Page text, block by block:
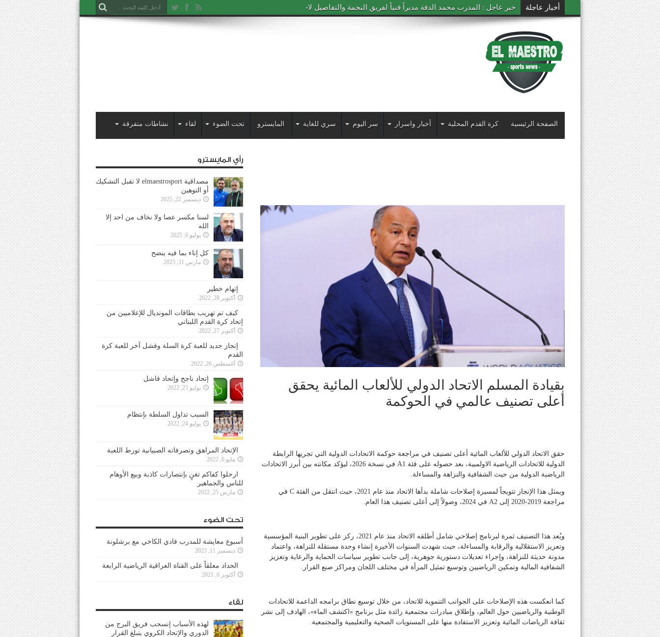
أخبار عاجلة خبر عاجل : المدرب محمد الدقة مديراً فنياً لفريق النجمة والتفاصيل لاحقاً
الصفحة الرئيسية كرة القدم المحلية أخبار واسرار سر اليوم سري للغاية المايسترو تحت الضوء لقاء نشاطات متفرقة
بقيادة المسلم الاتحاد الدولي للألعاب المائية يحقق
أعلى تصنيف عالمي في الحوكمة
حقق الاتحاد الدولي للألعاب المائية أعلى تصنيف في مراجعة حوكمة الاتحادات الدولية التي تجريها الرابطة
الدولية للاتحادات الرياضية الاولمبية، بعد حصوله على فئة A1 في نسخة 2026، ليؤكد مكانته بين أبرز الاتحادات
الرياضية الدولية من حيث الشفافية والنزاهة والمساءلة.
ويمثل هذا الإنجاز تتويجاً لمسيرة إصلاحات شاملة بدأها الاتحاد منذ عام 2021، حيث انتقل من الفئة C في
مراجعة 2019-2020 إلى A2 في 2024، وصولاً إلى أعلى تصنيف هذا العام.
ويُعد هذا التصنيف ثمرة لبرنامج إصلاحي شامل أطلقه الاتحاد منذ عام 2021، ركز على تطوير البنية المؤسسية
وتعزيز الاستقلالية والرقابة والمساءلة، حيث شهدت السنوات الأخيرة إنشاء وحدة مستقلة للنزاهة، واعتماد
مدونة حديثة للنزاهة، وإجراء تعديلات دستورية جوهرية، إلى جانب تطوير سياسات الحماية والرعاية وتعزيز
الشفافية المالية وتمكين الرياضيين وتوسيع تمثيل المرأة في مختلف اللجان ومراكز صنع القرار.
كما انعكست هذه الإصلاحات على الجوانب التنموية للاتحاد، من خلال توسيع نطاق برامجه الداعمة للاتحادات
الوطنية والرياضيين حول العالم، وإطلاق مبادرات مجتمعية رائدة مثل برنامج «اكتشف الماء»، الهادف إلى نشر
ثقافة الرياضات المائية وتعزيز الاستفادة منها على المستويات الصحية والتعليمية والمجتمعية.
رأي المايسترو
مصداقية elmaestrosport لا تقبل التشكيك
أو التوهين
ديسمبر 22, 2025
لسنا مكسر عصا ولا نخاف من احد إلا
الله
يوليو 6, 2025
كل إناء بما فيه ينضح
مارس 31, 2025
إتهام خطير
أكتوبر 28, 2022
كيف تم تهريب بطاقات المونديال للإعلاميين من
إتحاد كرة القدم اللبناني
أكتوبر 27, 2022
إنجاز جديد للعبة كرة السلة وفشل آخر للعبة كرة
القدم
أغسطس 26, 2022
إتحاد ناجح وإتحاد فاشل
يوليو 25, 2022
السبب تداول السلطة بإنتظام
يوليو 24, 2022
الإتحاد المراهق وتصرفاته الصبيانية تورط اللعبة
مايو 6, 2022
ارحلوا كفاكم تغنٍ بإنتصارات كاذبة وبيع الأوهام
للناس والجماهير
مارس 25, 2022
تحت الضوء
أسبوع معايشة للمدرب فادي الكاخي مع برشلونة
ديسمبر 11, 2023
الحداد معلقاً على القناة العراقية الرياضية الرابعة
أكتوبر 6, 2021
لقاء
لهذه الأسباب إنسحب فريق البرج من
الدوري والإتحاد الكروي يتبلغ القرار